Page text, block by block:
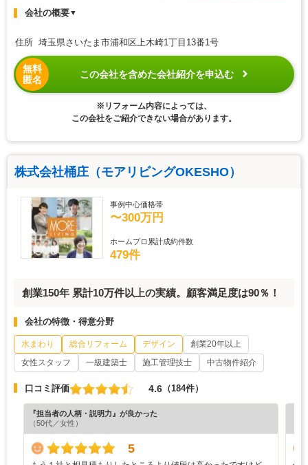
会社の概要▼
住所 埼玉県さいたま市浦和区上木崎1丁目13番1号
無料
匿名
この会社を含めた会社紹介を申込む
※リフォーム内容によっては、
この会社をご紹介できない場合があります。
株式会社桶庄（モアリビングOKESHO）
事例中心価格帯
〜300万円
ホームプロ累計成約件数
479件
創業150年 累計10万件以上の実績。顧客満足度は90％！
会社の特徴・得意分野
水まわり 総合リフォーム デザイン
創業20年以上
女性スタッフ
一級建築士 施工管理技士 中古物件紹介
口コミ評価 4.6 （184件）
『担当者の人柄・説明力』が良かった
（50代／女性）
5